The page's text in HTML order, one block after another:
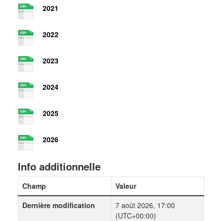
2021
2022
2023
2024
2025
2026
Info additionnelle
Champ
Valeur
Dernière modification
7 août 2026, 17:00
(UTC+00:00)